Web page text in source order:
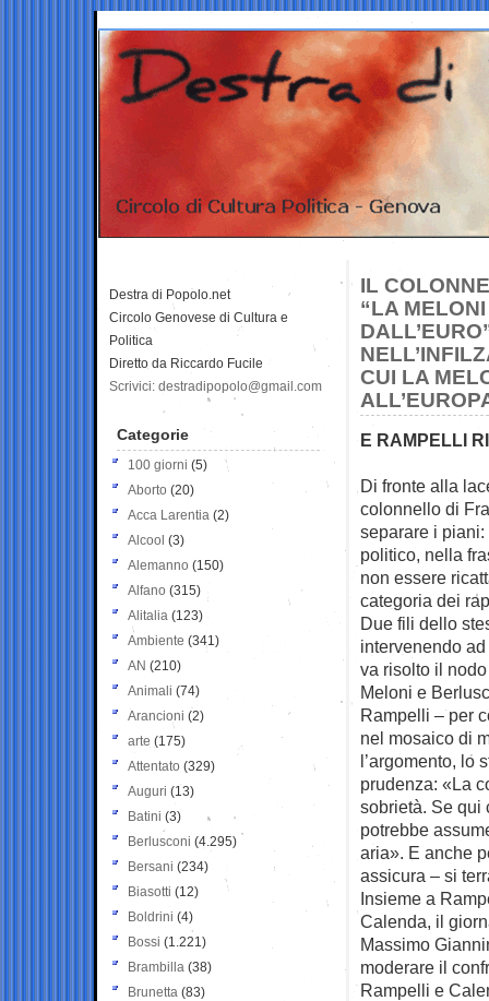
IL
“LA
CUI LA
E RAMPELLI
Di fronte alla
colonnello di
separare i piani:
politico, nella
non essere
categoria dei
Due fili dello
intervenendo
va risolto il
Meloni e
Rampelli – per
nel mosaico di
l’argomento, lo
prudenza: «La
sobrietà. Se qui
potrebbe
aria». E anche
assicura – si
Insieme a
Calenda, il
Massimo
moderare il
Rampelli e
Destra di Popolo.net
Circolo Genovese di Cultura e
Politica
Diretto da Riccardo Fucile
Scrivici: destradipopolo@gmail.com
Categorie
100 giorni (5)
Aborto (20)
Acca Larentia (2)
Alcool (3)
Alemanno (150)
Alfano (315)
Alitalia (123)
Ambiente (341)
AN (210)
Animali (74)
Arancioni (2)
arte (175)
Attentato (329)
Auguri (13)
Batini (3)
Berlusconi (4.295)
Bersani (234)
Biasotti (12)
Boldrini (4)
Bossi (1.221)
Brambilla (38)
Brunetta (83)